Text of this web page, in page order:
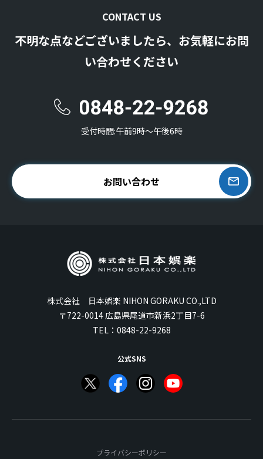
CONTACT US
不明な点などございましたら、お気軽にお問
い合わせください
受付時間:午前9時〜午後6時
お問い合わせ
株式会社 日本娯楽 NIHON GORAKU CO.,LTD
〒722-0014 広島県尾道市新浜2丁目7-6
TEL： 0848-22-9268
公式SNS
プライバシーポリシー